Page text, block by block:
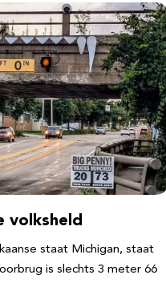
volksheld
staat Michigan, staat
is slechts 3 meter 66